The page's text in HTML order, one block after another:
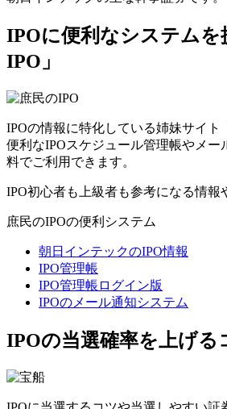
IPOに便利なシステムを
IPO」
IPOの情報に特化している姉妹サイト
便利なIPOスケジュール管理帳やメー
料でご利用できます。
IPO初心者も上級者も参考になる情報
庶民のIPOの便利システム
朝日インテックのIPO情報
IPO管理帳
IPO管理帳ログイン版
IPOのメール通知システム
IPOの当選確率を上げる